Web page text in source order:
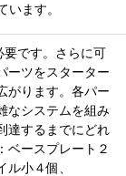
います。
要です。さらに可
ーツをスターター
がります。各パー
なシステムを組み
達するまでにどれ
ースプレート２
小４個、